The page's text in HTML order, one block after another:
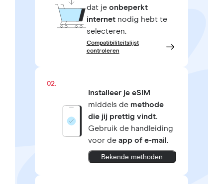
dat je onbeperkt
internetnodig hebt te
selecteren.
Compatibiliteitslijst
controleren
02.
Installeer je eSIM
middels de methode
die jij prettig vindt.
Gebruik de handleiding
voor de app of e-mail .
Bekende methoden